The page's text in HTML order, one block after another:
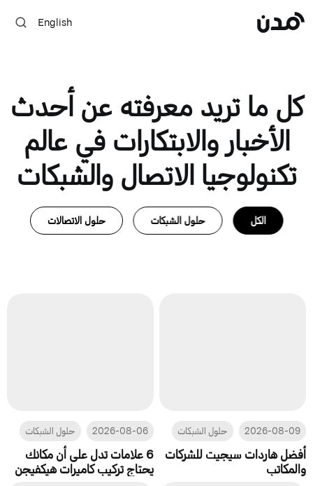
English
كل ما تريد معرفته عن أحدث
الأخبار والابتكارات في عالم
تكنولوجيا الاتصال والشبكات
الكل حلول الشبكات حلول الاتصالات
2026-08-09 حلول الشبكات
أفضل هاردات سيجيت للشركات
والمكاتب
2026-08-06 حلول الشبكات
6 علامات تدل على أن مكانك
يحتاج تركيب كاميرات هيكفيجن